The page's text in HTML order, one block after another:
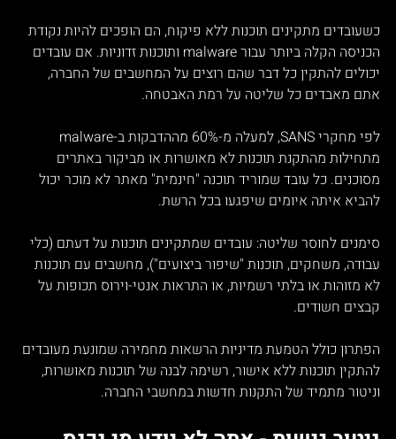
כשעובדים מתקינים תוכנות ללא פיקוח, הם הופכים להיות נקודת
הכניסה הקלה ביותר עבור malware ותוכנות זדוניות. אם עובדים
יכולים להתקין כל דבר שהם רוצים על המחשבים של החברה,
אתם מאבדים כל שליטה על רמת האבטחה.
מתחילות מהתקנת תוכנות לא מאושרות או מביקור באתרים
מסוכנים. כל עובד שמוריד תוכנה "חינמית" מאתר לא מוכר יכול
להביא איתה איומים שיפגעו בכל הרשת.
סימנים לחוסר שליטה: עובדים שמתקינים תוכנות על דעתם (כלי
עבודה, משחקים, תוכנות "שיפור ביצועים"), מחשבים עם תוכנות
לא מזוהות או בלתי רשמיות, או התראות אנטי-וירוס תכופות על
קבצים חשודים.
הפתרון כולל הטמעת מדיניות הרשאות מחמירה שמונעת מעובדים
להתקין תוכנות ללא אישור, רשימה לבנה של תוכנות מאושרות,
וניטור מתמיד של התקנות חדשות במחשבי החברה.